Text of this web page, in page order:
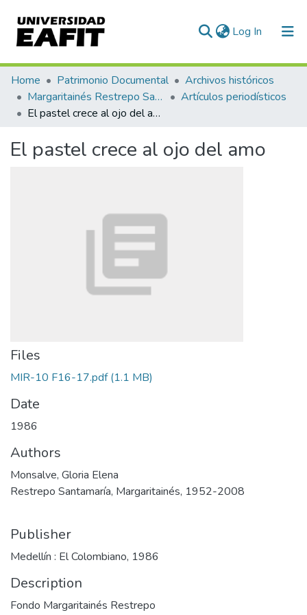
Log In (current)
Communities & Collections
All of DSpace
Home Patrimonio Documental
Archivos históricos
Margaritainés Restrepo Santamaría
Artículos periodísticos
El pastel crece al ojo del amo
El pastel crece al ojo del amo
Files
MIR-10 F16-17.pdf(1.1 MB)
Date
1986
Authors
Monsalve, Gloria Elena
Restrepo Santamaría, Margaritainés, 1952-2008
Publisher
Medellín : El Colombiano, 1986
Description
Fondo Margaritainés Restrepo